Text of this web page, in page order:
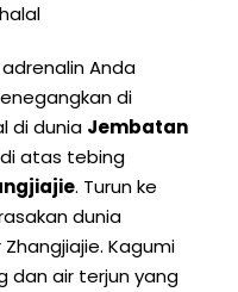
Anda
di
di dunia Jembatan
atas tebing
. Turun ke
dunia
Kagumi
dan air terjun yang